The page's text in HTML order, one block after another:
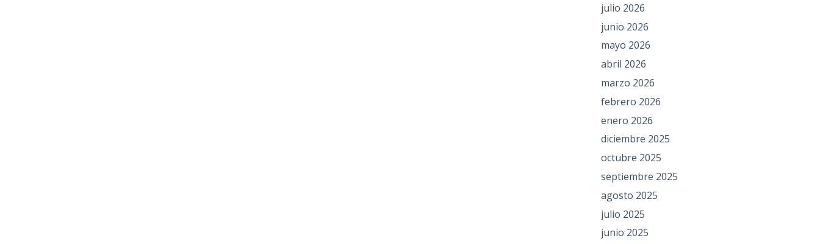
julio 2026
junio 2026
mayo 2026
abril 2026
marzo 2026
febrero 2026
enero 2026
diciembre 2025
octubre 2025
septiembre 2025
agosto 2025
julio 2025
junio 2025